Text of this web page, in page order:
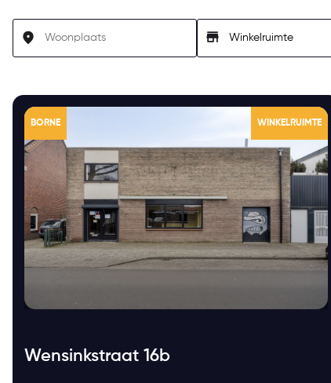
BORNE WINKELRUIMTE
Wensinkstraat 16b